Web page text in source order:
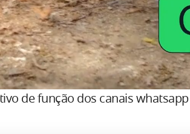
de função dos canais whatsapp